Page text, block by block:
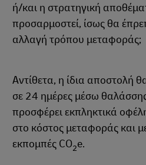
ή/και η στρατηγική
προσαρμοστεί, ίσως θα
αλλαγή τρόπου μεταφοράς;
Αντίθετα, η ίδια αποστολή
σε 24 ημέρες μέσω
προσφέρει εκπληκτικά
στο κόστος μεταφοράς και
εκπομπές CO2e.